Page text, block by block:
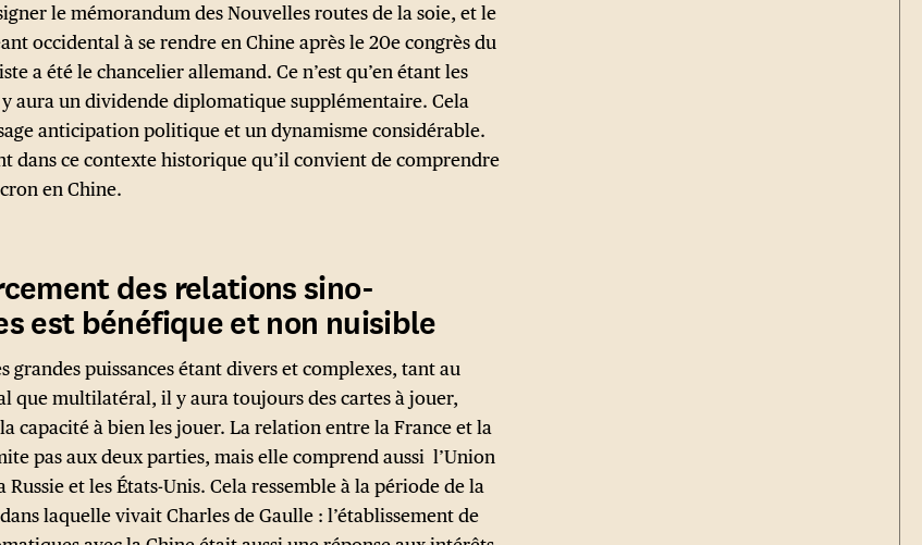
le mémorandum des Nouvelles routes de la soie, et le
occidental à se rendre en Chine après le 20e congrès du
a été le chancelier allemand. Ce n’est qu’en étant les
aura un dividende diplomatique supplémentaire. Cela
anticipation politique et un dynamisme considérable.
dans ce contexte historique qu’il convient de comprendre
en Chine.
des relations sino-
est bénéfique et non nuisible
grandes puissances étant divers et complexes, tant au
que multilatéral, il y aura toujours des cartes à jouer,
capacité à bien les jouer. La relation entre la France et la
pas aux deux parties, mais elle comprend aussi l’Union
Russie et les États-Unis. Cela ressemble à la période de la
laquelle vivait Charles de Gaulle : l’établissement de